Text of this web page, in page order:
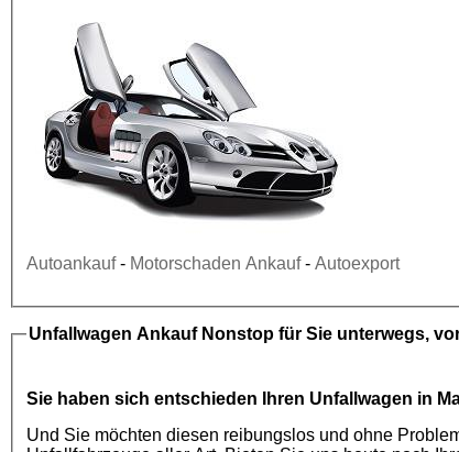
Autoankauf- Motorschaden Ankauf- Autoexport
Unfallwagen AnkaufNonstop für Sie unterwegs,
Sie haben sich entschieden Ihren Unfallwagen in
Und Sie möchten diesen reibungslos und ohne